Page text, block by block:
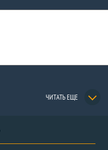
ЧИТАТЬ ЕЩЕ